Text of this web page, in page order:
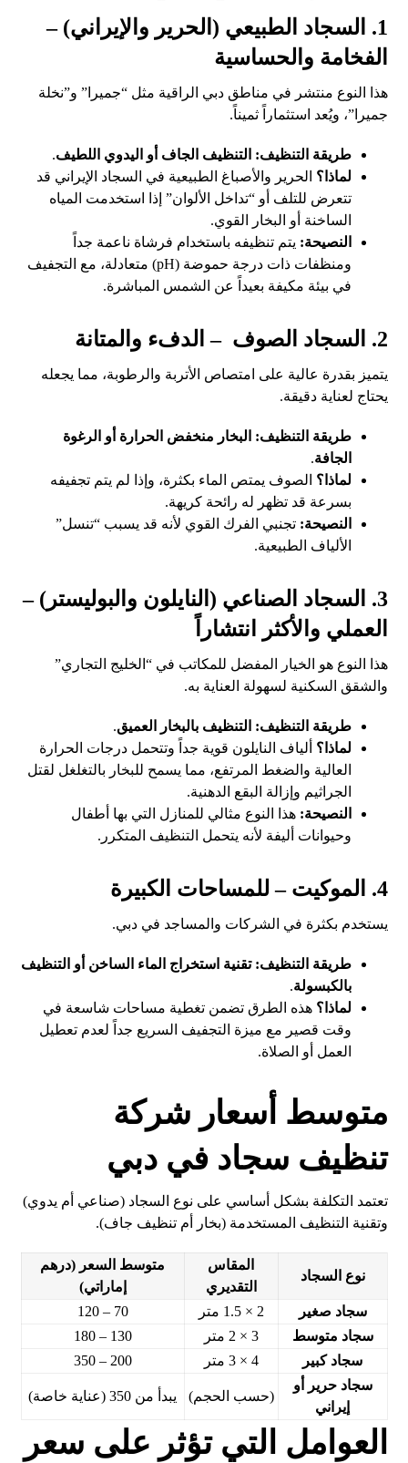
1. السجاد الطبيعي (الحرير والإيراني) –
الفخامة والحساسية
هذا النوع منتشر في مناطق دبي الراقية مثل “جميرا” و”نخلة
جميرا”، ويُعد استثماراً ثميناً.
طريقة التنظيف: التنظيف الجاف أو اليدوي اللطيف.
لماذا؟ الحرير والأصباغ الطبيعية في السجاد الإيراني قد
تتعرض للتلف أو “تداخل الألوان” إذا استخدمت المياه
الساخنة أو البخار القوي.
النصيحة: يتم تنظيفه باستخدام فرشاة ناعمة جداً
ومنظفات ذات درجة حموضة (pH) متعادلة، مع التجفيف
في بيئة مكيفة بعيداً عن الشمس المباشرة.
2. السجاد الصوف – الدفء والمتانة
يتميز بقدرة عالية على امتصاص الأتربة والرطوبة، مما يجعله
يحتاج لعناية دقيقة.
طريقة التنظيف: البخار منخفض الحرارة أو الرغوة
الجافة.
لماذا؟ الصوف يمتص الماء بكثرة، وإذا لم يتم تجفيفه
بسرعة قد تظهر له رائحة كريهة.
النصيحة: تجنبي الفرك القوي لأنه قد يسبب “تنسل”
الألياف الطبيعية.
3. السجاد الصناعي (النايلون والبوليستر) –
العملي والأكثر انتشاراً
هذا النوع هو الخيار المفضل للمكاتب في “الخليج التجاري”
والشقق السكنية لسهولة العناية به.
طريقة التنظيف: التنظيف بالبخار العميق.
لماذا؟ ألياف النايلون قوية جداً وتتحمل درجات الحرارة
العالية والضغط المرتفع، مما يسمح للبخار بالتغلغل لقتل
الجراثيم وإزالة البقع الدهنية.
النصيحة: هذا النوع مثالي للمنازل التي بها أطفال
وحيوانات أليفة لأنه يتحمل التنظيف المتكرر.
4. الموكيت – للمساحات الكبيرة
يستخدم بكثرة في الشركات والمساجد في دبي.
طريقة التنظيف: تقنية استخراج الماء الساخن أو التنظيف
بالكبسولة.
لماذا؟ هذه الطرق تضمن تغطية مساحات شاسعة في
وقت قصير مع ميزة التجفيف السريع جداً لعدم تعطيل
العمل أو الصلاة.
متوسط أسعار شركة
تنظيف سجاد في دبي
تعتمد التكلفة بشكل أساسي على نوع السجاد (صناعي أم يدوي)
وتقنية التنظيف المستخدمة (بخار أم تنظيف جاف).
نوع السجاد
المقاس
التقديري
متوسط السعر (درهم
إماراتي)
سجاد صغير
2 × 1.5 متر
70 – 120
سجاد متوسط
3 × 2 متر
130 – 180
سجاد كبير
4 × 3 متر
200 – 350
سجاد حرير أو
إيراني
(حسب الحجم) يبدأ من 350 (عناية خاصة)
العوامل التي تؤثر على سعر